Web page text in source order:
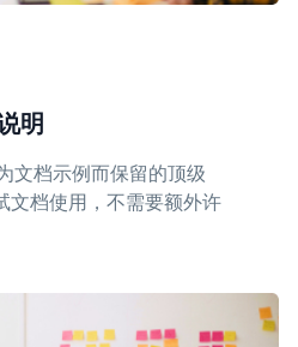
明
文档示例而保留的顶级
文档使用，不需要额外许